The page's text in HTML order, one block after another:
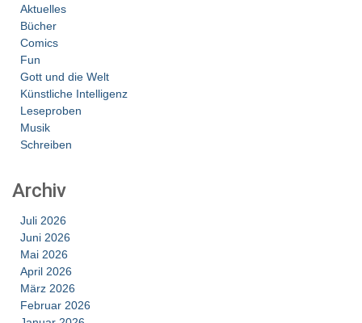
Aktuelles
Bücher
Comics
Fun
Gott und die Welt
Künstliche Intelligenz
Leseproben
Musik
Schreiben
Archiv
Juli 2026
Juni 2026
Mai 2026
April 2026
März 2026
Februar 2026